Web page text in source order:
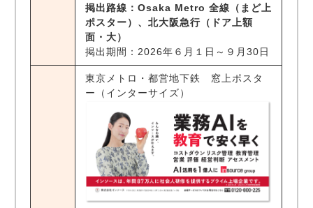
掲出路線：Osaka Metro 全線（まど上
ポスター）、北大阪急行（ドア上額
面・大）
掲出期間：2026年６月１日～９月30日
東京メトロ・都営地下鉄 窓上ポスタ
ー（インターサイズ）